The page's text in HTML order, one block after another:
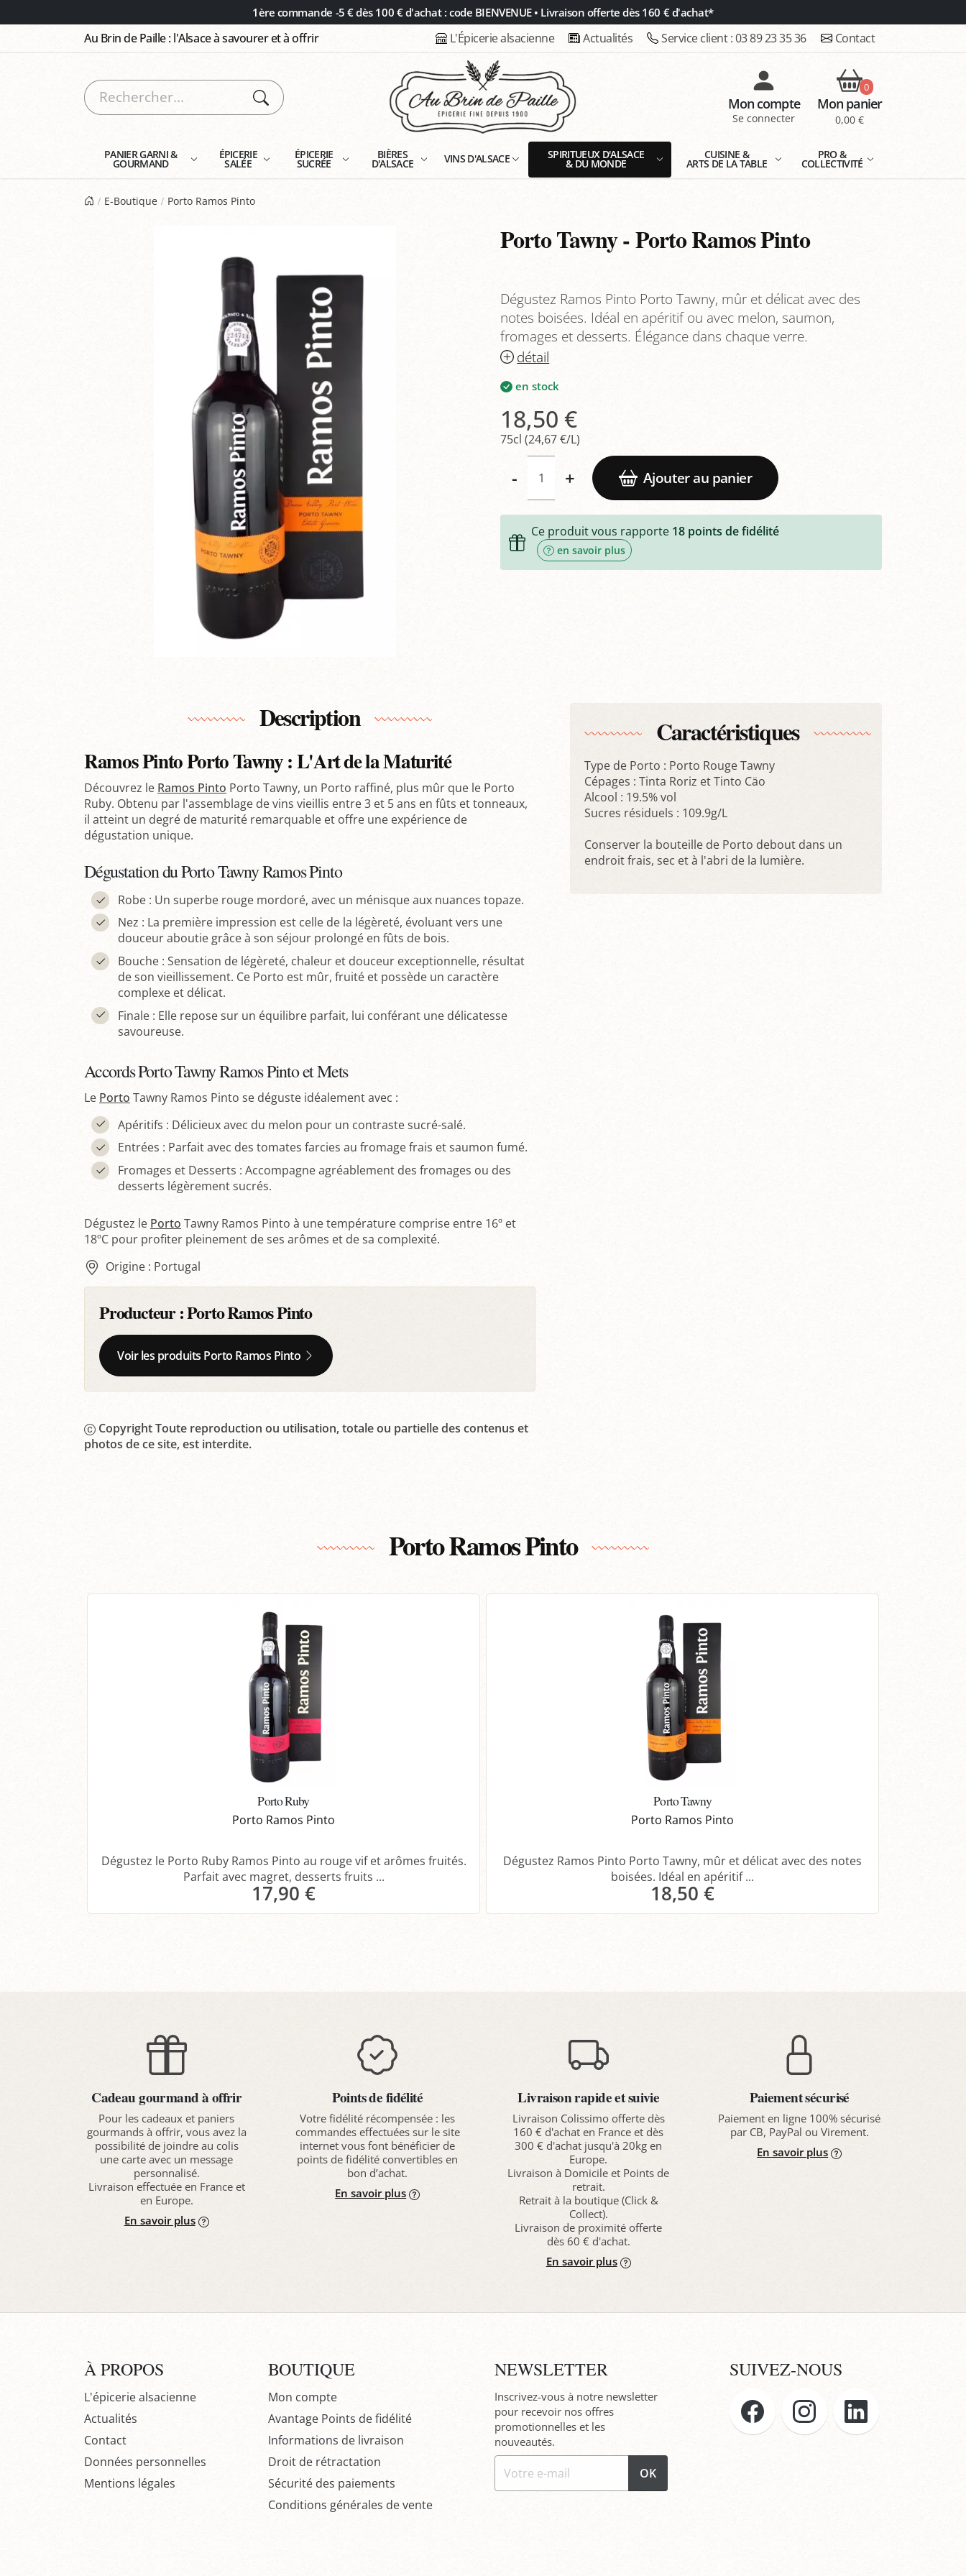
1ère commande -5 € dès 100 € d'achat : code BIENVENUE • Livraison offerte dès 160 € d'achat*
Au Brin de Paille : l'Alsace à savourer et à offrir L'Épicerie alsacienne Actualités Service client :03 89 23 35 36 Contact
Mon compte
Se connecter
0
Mon panier
0,00 €
PANIER GARNI &
GOURMAND
ÉPICERIE
SALÉE
ÉPICERIE
SUCRÉE
BIÈRES
D'ALSACE VINS D'ALSACE SPIRITUEUX D'ALSACE
& DU MONDE
CUISINE &
ARTS DE LA TABLE
PRO &
COLLECTIVITÉ
E-Boutique Porto Ramos Pinto
Porto Tawny - Porto Ramos Pinto
Dégustez Ramos Pinto Porto Tawny, mûr et délicat avec des
notes boisées. Idéal en apéritif ou avec melon, saumon,
fromages et desserts. Élégance dans chaque verre.
détail
en stock
18,50 €
75cl (24,67 €/L)
- + Ajouter au panier
Ce produit vous rapporte 18 points de fidélité
en savoir plus
Description
Ramos Pinto Porto Tawny : L'Art de la Maturité
Découvrez le Ramos Pinto Porto Tawny, un Porto raffiné, plus mûr que le Porto
Ruby. Obtenu par l'assemblage de vins vieillis entre 3 et 5 ans en fûts et tonneaux,
il atteint un degré de maturité remarquable et offre une expérience de
dégustation unique.
Dégustation du Porto Tawny Ramos Pinto
Robe : Un superbe rouge mordoré, avec un ménisque aux nuances topaze.
Nez : La première impression est celle de la légèreté, évoluant vers une
douceur aboutie grâce à son séjour prolongé en fûts de bois.
Bouche : Sensation de légèreté, chaleur et douceur exceptionnelle, résultat
de son vieillissement. Ce Porto est mûr, fruité et possède un caractère
complexe et délicat.
Finale : Elle repose sur un équilibre parfait, lui conférant une délicatesse
savoureuse.
Accords Porto Tawny Ramos Pinto et Mets
Le Porto Tawny Ramos Pinto se déguste idéalement avec :
Apéritifs : Délicieux avec du melon pour un contraste sucré-salé.
Entrées : Parfait avec des tomates farcies au fromage frais et saumon fumé.
Fromages et Desserts : Accompagne agréablement des fromages ou des
desserts légèrement sucrés.
Dégustez le Porto Tawny Ramos Pinto à une température comprise entre 16º et
18ºC pour profiter pleinement de ses arômes et de sa complexité.
Origine : Portugal
Producteur :Porto Ramos Pinto
Voir les produits Porto Ramos Pinto
Copyright Toute reproduction ou utilisation, totale ou partielle des contenus et
photos de ce site, est interdite.
Caractéristiques
Type de Porto : Porto Rouge Tawny
Cépages : Tinta Roriz et Tinto Cäo
Alcool : 19.5% vol
Sucres résiduels : 109.9g/L
Conserver la bouteille de Porto debout dans un
endroit frais, sec et à l'abri de la lumière.
Porto Ramos Pinto
Porto Ruby
Porto Ramos Pinto
Dégustez le Porto Ruby Ramos Pinto au rouge vif et arômes fruités.
Parfait avec magret, desserts fruits ...
17,90 €
Porto Tawny
Porto Ramos Pinto
Dégustez Ramos Pinto Porto Tawny, mûr et délicat avec des notes
boisées. Idéal en apéritif ...
18,50 €
Cadeau gourmand à offrir
Pour les cadeaux et paniers
gourmands à offrir, vous avez la
possibilité de joindre au colis
une carte avec un message
personnalisé.
Livraison effectuée en France et
en Europe.
En savoir plus
Points de fidélité
Votre fidélité récompensée : les
commandes effectuées sur le site
internet vous font bénéficier de
points de fidélité convertibles en
bon d’achat.
En savoir plus
Livraison rapide et suivie
Livraison Colissimo offerte dès
160 € d'achat en France et dès
300 € d'achat jusqu'à 20kg en
Europe.
Livraison à Domicile et Points de
retrait.
Retrait à la boutique (Click &
Collect).
Livraison de proximité offerte
dès 60 € d'achat.
En savoir plus
Paiement sécurisé
Paiement en ligne 100% sécurisé
par CB, PayPal ou Virement.
En savoir plus
À PROPOS
L'épicerie alsacienne
Actualités
Contact
Données personnelles
Mentions légales
BOUTIQUE
Mon compte
Avantage Points de fidélité
Informations de livraison
Droit de rétractation
Sécurité des paiements
Conditions générales de vente
NEWSLETTER
Inscrivez-vous à notre newsletter
pour recevoir nos offres
promotionnelles et les
nouveautés.
OK
SUIVEZ-NOUS